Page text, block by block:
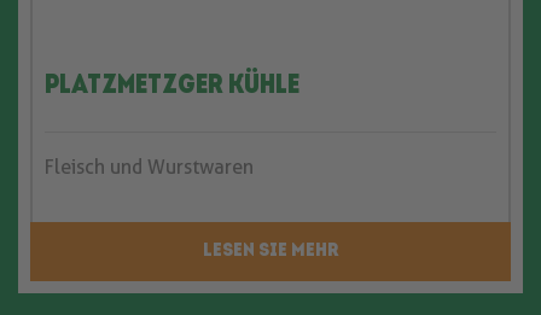
Platzmetzger Kühle
Fleisch und Wurstwaren
LESEN SIE MEHR